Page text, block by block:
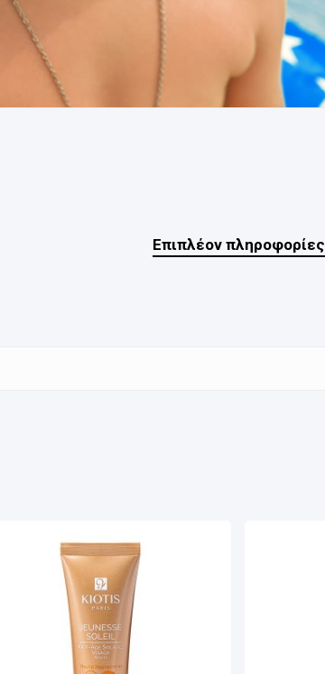
Επιπλέον πληροφορίες